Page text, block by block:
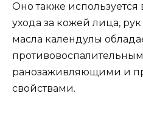
Оно также используется
ухода за кожей лица,
масла календулы
ранозаживляющими и
свойствами.